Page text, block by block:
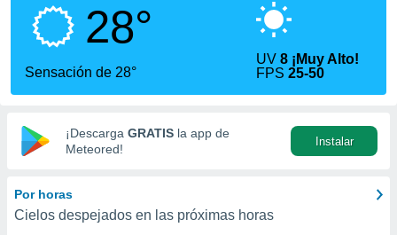
calidad.
a este
las
y
digital
basada
28°
Sensación de 28°
UV8 ¡Muy Alto!
FPS25-50
¡Descarga GRATIS la app de
Meteored!
Instalar
Por horas
Cielos despejados en las próximas horas